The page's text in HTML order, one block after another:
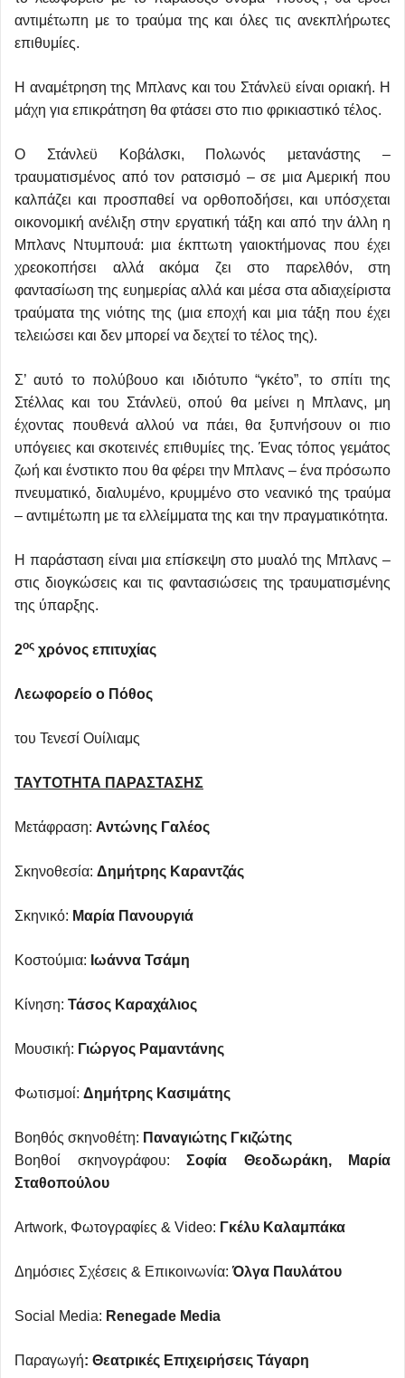
αντιμέτωπη με το τραύμα της και όλες τις ανεκπλήρωτες
επιθυμίες.
Η αναμέτρηση της Μπλανς και του Στάνλεϋ είναι οριακή. Η
μάχη για επικράτηση θα φτάσει στο πιο φρικιαστικό τέλος.
Ο Στάνλεϋ Κοβάλσκι, Πολωνός μετανάστης –
τραυματισμένος από τον ρατσισμό – σε μια Αμερική που
καλπάζει και προσπαθεί να ορθοποδήσει, και υπόσχεται
οικονομική ανέλιξη στην εργατική τάξη και από την άλλη η
Μπλανς Ντυμπουά: μια έκπτωτη γαιοκτήμονας που έχει
χρεοκοπήσει αλλά ακόμα ζει στο παρελθόν, στη
φαντασίωση της ευημερίας αλλά και μέσα στα αδιαχείριστα
τραύματα της νιότης της (μια εποχή και μια τάξη που έχει
τελειώσει και δεν μπορεί να δεχτεί το τέλος της).
Σ’ αυτό το πολύβουο και ιδιότυπο “γκέτο”, το σπίτι της
Στέλλας και του Στάνλεϋ, οπού θα μείνει η Μπλανς, μη
έχοντας πουθενά αλλού να πάει, θα ξυπνήσουν οι πιο
υπόγειες και σκοτεινές επιθυμίες της. Ένας τόπος γεμάτος
ζωή και ένστικτο που θα φέρει την Μπλανς – ένα πρόσωπο
πνευματικό, διαλυμένο, κρυμμένο στο νεανικό της τραύμα
– αντιμέτωπη με τα ελλείμματα της και την πραγματικότητα.
Η παράσταση είναι μια επίσκεψη στο μυαλό της Μπλανς –
στις διογκώσεις και τις φαντασιώσεις της τραυματισμένης
της ύπαρξης.
2ος χρόνος επιτυχίας
Λεωφορείο ο Πόθος
του Τενεσί Ουίλιαμς
ΤΑΥΤΟΤΗΤΑ ΠΑΡΑΣΤΑΣΗΣ
Μετάφραση: Αντώνης Γαλέος
Σκηνοθεσία: Δημήτρης Καραντζάς
Σκηνικό: Μαρία Πανουργιά
Κοστούμια: Ιωάννα Τσάμη
Κίνηση: Τάσος Καραχάλιος
Μουσική: Γιώργος Ραμαντάνης
Φωτισμοί: Δημήτρης Κασιμάτης
Βοηθός σκηνοθέτη: Παναγιώτης Γκιζώτης
Βοηθοί σκηνογράφου: Σοφία Θεοδωράκη, Μαρία
Σταθοπούλου
Artwork, Φωτογραφίες & Video: Γκέλυ Καλαμπάκα
Δημόσιες Σχέσεις & Επικοινωνία:Όλγα Παυλάτου
Social Media: Renegade Media
Παραγωγή: Θεατρικές Επιχειρήσεις Τάγαρη